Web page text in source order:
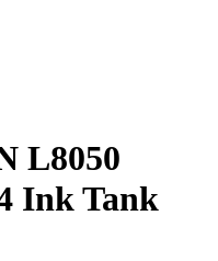
L8050
Ink Tank